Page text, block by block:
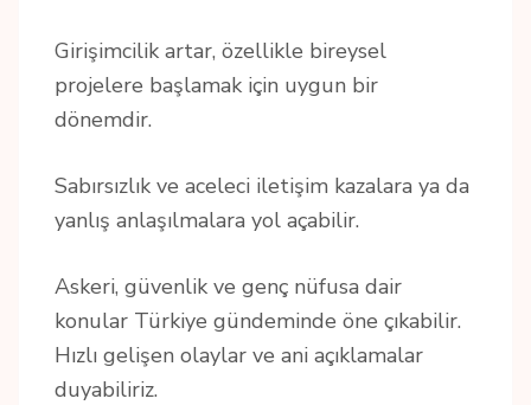
Girişimcilik artar, özellikle bireysel
projelere başlamak için uygun bir
dönemdir.
Sabırsızlık ve aceleci iletişim kazalara ya da
yanlış anlaşılmalara yol açabilir.
Askeri, güvenlik ve genç nüfusa dair
konular Türkiye gündeminde öne çıkabilir.
Hızlı gelişen olaylar ve ani açıklamalar
duyabiliriz.